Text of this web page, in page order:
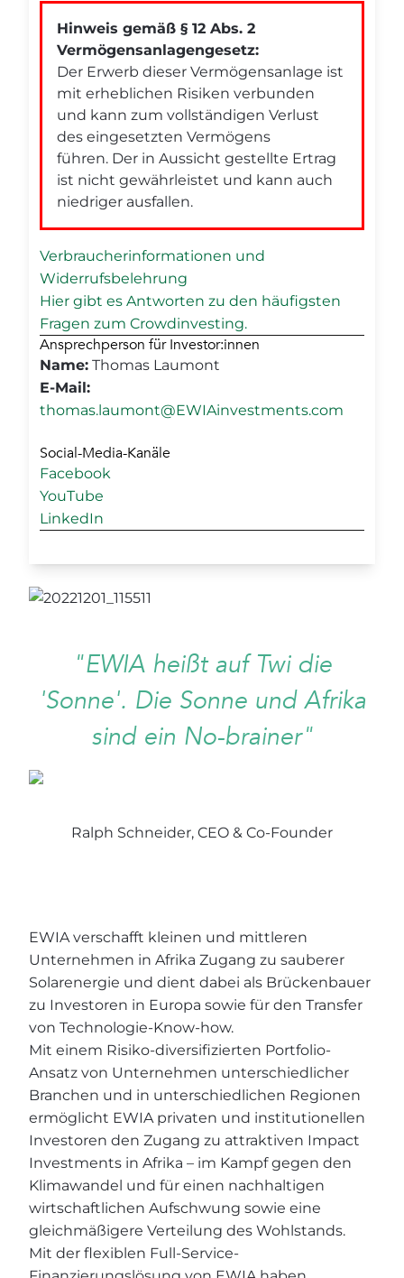
Hinweis gemäß § 12 Abs. 2
Vermögensanlagengesetz:
Der Erwerb dieser Vermögensanlage ist
mit erheblichen Risiken verbunden
und kann zum vollständigen Verlust
des eingesetzten Vermögens
führen. Der in Aussicht gestellte Ertrag
ist nicht gewährleistet und kann auch
niedriger ausfallen.
Verbraucherinformationen und
Widerrufsbelehrung
Hier gibt es Antworten zu den häufigsten
Fragen zum Crowdinvesting.
Ansprechperson für Investor:innen
Name: Thomas Laumont
E-Mail:
thomas.laumont@EWIAinvestments.com
Social-Media-Kanäle
Facebook
YouTube
LinkedIn
"EWIA heißt auf Twi die
'Sonne'. Die Sonne und Afrika
sind ein No-brainer"
Ralph Schneider, CEO & Co-Founder
EWIA verschafft kleinen und mittleren
Unternehmen in Afrika Zugang zu sauberer
Solarenergie und dient dabei als Brückenbauer
zu Investoren in Europa sowie für den Transfer
von Technologie-Know-how.
Mit einem Risiko-diversifizierten Portfolio-
Ansatz von Unternehmen unterschiedlicher
Branchen und in unterschiedlichen Regionen
ermöglicht EWIA privaten und institutionellen
Investoren den Zugang zu attraktiven Impact
Investments in Afrika – im Kampf gegen den
Klimawandel und für einen nachhaltigen
wirtschaftlichen Aufschwung sowie eine
gleichmäßigere Verteilung des Wohlstands.
Mit der flexiblen Full-Service-